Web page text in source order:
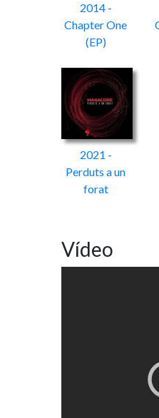
2014 -
Chapter One
(EP)
2021 -
Perduts a un
forat
Vídeo